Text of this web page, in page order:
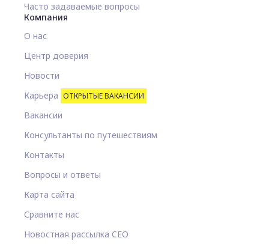
Часто задаваемые вопросы
Компания
О нас
Центр доверия
Новости
Карьера ОТКРЫТЫЕ ВАКАНСИИ
Вакансии
Консультанты по путешествиям
Контакты
Вопросы и ответы
Карта сайта
Сравните нас
Новостная рассылка CEO